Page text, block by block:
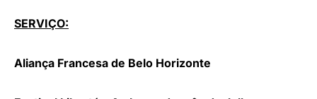
SERVIÇO:
Aliança Francesa de Belo Horizonte